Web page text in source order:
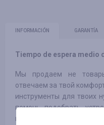
INFORMACIÓN GARANTÍA
Tiempo de espera medio
Мы продаем не
отвечаем за твой
инструменты для твоих
помочь подобрать
поможет тебе